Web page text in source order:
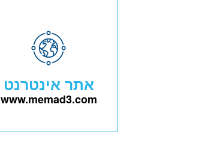
אתר אינטרנט
www.memad3.com